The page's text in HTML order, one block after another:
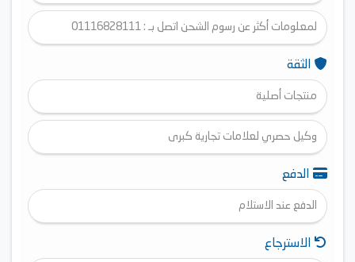
لمعلومات أكثر عن رسوم الشحن اتصل بـ : 01116828111
الثقة
منتجات أصلية
وكيل حصري لعلامات تجارية كبرى
الدفع
الدفع عند الاستلام
الاسترجاع